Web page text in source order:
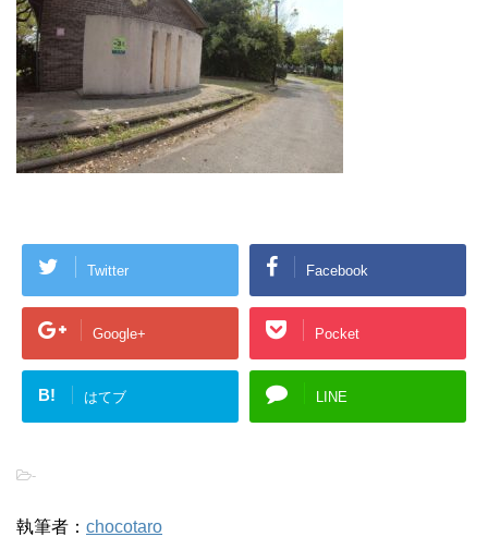
Twitter Facebook
Google+ Pocket
B! はてブ LINE
-
執筆者： chocotaro